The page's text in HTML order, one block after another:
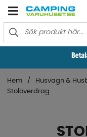
Hem Husvagn &
Stolöverdrag